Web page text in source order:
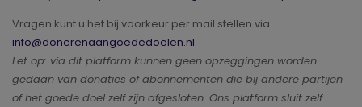
Vragen kunt u het bij voorkeur per mail stellen via
info@donerenaangoededoelen.nl.
Let op: via dit platform kunnen geen opzeggingen worden
gedaan van donaties of abonnementen die bij andere partijen
of het goede doel zelf zijn afgesloten. Ons platform sluit zelf